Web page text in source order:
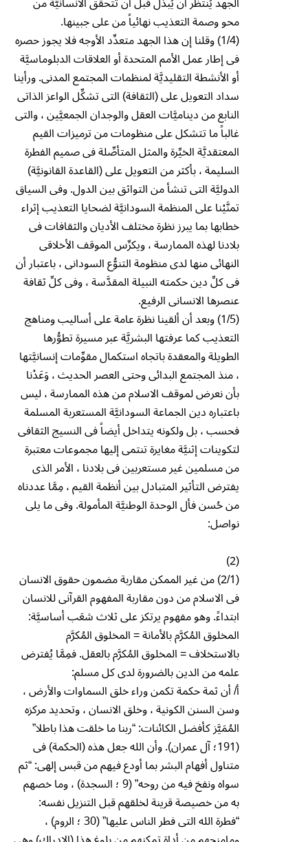
محو وصمة التعذيب نهائياً من على جبينها.
(1/4) وقلنا إن هذا الجهد متعدِّد الأوجه فلا يجوز حصره
فى إطار عمل الأمم المتحدة أو العلاقات الدبلوماسيَّة
أو الأنشطة التقليديَّة لمنظمات المجتمع المدنى. ورأينا
سداد التعويل على (الثقافة) التى تشكِّل الواعز الذاتى
النابع من ديناميَّات العقل والوجدان الجمعيَّين ، والتى
غالباً ما تتشكل على منظومات من ترميزات القيم
المعتقديَّة الخيِّرة والمثل المتأصِّلة فى صميم الفطرة
السليمة ، بأكثر من التعويل على (القاعدة القانونيَّة)
الدوليَّة التى تنشأ من التواثق بين الدول. وفى السياق
تمنَّيْنا على المنظمة السودانيَّة لضحايا التعذيب إثراء
خطابها بما يبرز نظرة مختلف الأديان والثقافات فى
بلادنا لهذه الممارسة ، ويكرِّس الموقف الأخلاقى
النهائى منها لدى منظومة التنوُّع السودانى ، باعتبار أن
فى كلِّ دين حكمته النبيلة المقدَّسة ، وفى كلِّ ثقافة
عنصرها الانسانى الرفيع.
(1/5) وبعد أن ألقينا نظرة عامة على أساليب ومناهج
التعذيب كما عرفتها البشريَّة عبر مسيرة تطوُّرها
الطويلة والمعقدة باتجاه استكمال مقوِّمات إنسانيَّتها
، منذ المجتمع البدائى وحتى العصر الحديث ، وَعَدْنا
بأن نعرض لموقف الاسلام من هذه الممارسة ، ليس
باعتباره دين الجماعة السودانيَّة المستعربة المسلمة
فحسب ، بل ولكونه يتداخل أيضاً فى النسيج الثقافى
لتكوينات إثنيَّة مغايرة تنتمى إليها مجموعات معتبرة
من مسلمين غير مستعربين فى بلادنا ، الأمر الذى
يفترض التأثير المتبادل بين أنظمة القيم ، مِمَّا عددناه
من حُسن فأل الوحدة الوطنيَّة المأمولة. وفى ما يلى
نواصل:
(2)
(2/1) من غير الممكن مقاربة مضمون حقوق الانسان
فى الاسلام من دون مقاربة المفهوم القرآنى للانسان
ابتداءً. وهو مفهوم يرتكز على ثلاث شعَب أساسيَّة:
المخلوق المُكرَّم بالأمانة = المخلوق المُكرَّم
بالاستخلاف = المخلوق المُكرَّم بالعقل. فمِمَّا يُفترض
علمه من الدين بالضرورة لدى كل مسلم:
أ/ أن ثمة حكمة تكمن وراء خلق السماوات والأرض ،
وسن السنن الكونية ، وخلق الانسان ، وتحديد مركزه
المُمَيَّز كأفضل الكائنات: “ربنا ما خلقت هذا باطلا”
(191؛ آل عمران). وأن الله جعل هذه (الحكمة) فى
متناول أفهام البشر بما أودع فيهم من قبس إلهى: “ثم
سواه ونفخ فيه من روحه” (9 ؛ السجدة) ، وما خصهم
به من خصيصة قرينة لخلقهم قبل التنزيل نفسه:
“فطرة الله التى فطر الناس عليها” (30 ؛ الروم) ،